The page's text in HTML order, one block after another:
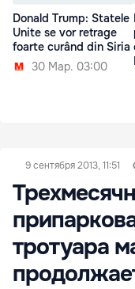
Donald Trump: Statele
Unite se vor retrage
foarte curând din Siria
30 Мар. 03:00
9 сентября 2013, 11:51
тротуара